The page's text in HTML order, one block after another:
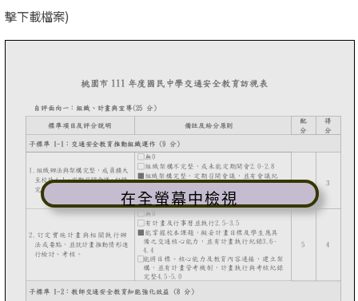
擊下載檔案)
在全螢幕中檢視